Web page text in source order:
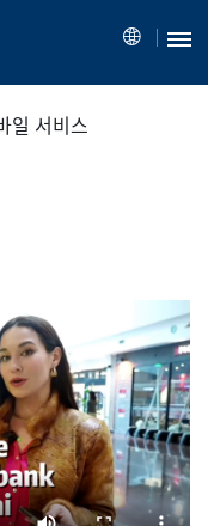
일 서비스